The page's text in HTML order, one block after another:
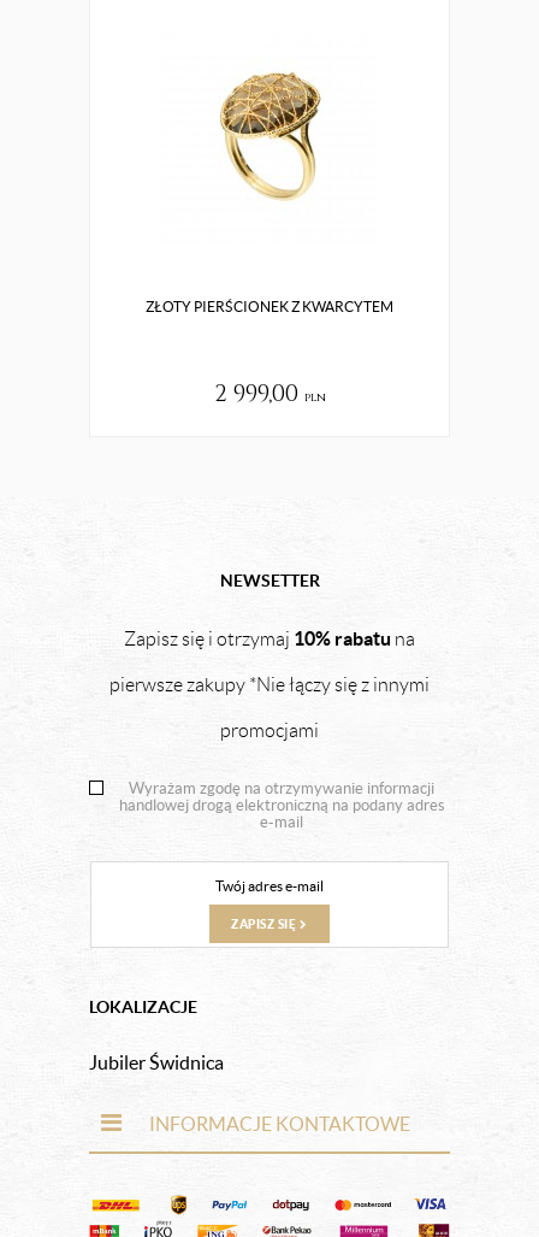
ZŁOTY PIERŚCIONEK Z KWARCYTEM
2 999,00 pln
NEWSETTER
Zapisz się i otrzymaj 10% rabatu na
pierwsze zakupy *Nie łączy się z innymi
promocjami
Wyrażam zgodę na otrzymywanie informacji
handlowej drogą elektroniczną na podany adres
e-mail
ZAPISZ SIĘ
LOKALIZACJE
Jubiler Świdnica
INFORMACJE KONTAKTOWE